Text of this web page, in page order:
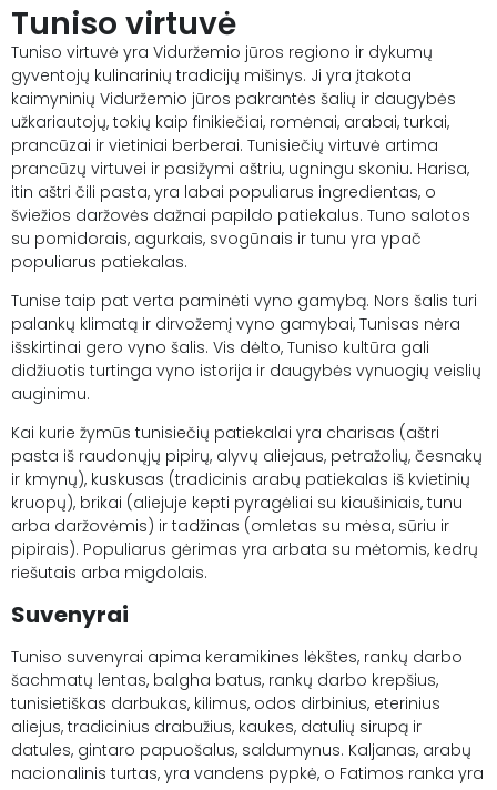
Tuniso virtuvė
Tuniso virtuvė yra Viduržemio jūros regiono ir dykumų
gyventojų kulinarinių tradicijų mišinys. Ji yra įtakota
kaimyninių Viduržemio jūros pakrantės šalių ir daugybės
užkariautojų, tokių kaip finikiečiai, romėnai, arabai, turkai,
prancūzai ir vietiniai berberai. Tunisiečių virtuvė artima
prancūzų virtuvei ir pasižymi aštriu, ugningu skoniu. Harisa,
itin aštri čili pasta, yra labai populiarus ingredientas, o
šviežios daržovės dažnai papildo patiekalus. Tuno salotos
su pomidorais, agurkais, svogūnais ir tunu yra ypač
populiarus patiekalas.
Tunise taip pat verta paminėti vyno gamybą. Nors šalis turi
palankų klimatą ir dirvožemį vyno gamybai, Tunisas nėra
išskirtinai gero vyno šalis. Vis dėlto, Tuniso kultūra gali
didžiuotis turtinga vyno istorija ir daugybės vynuogių veislių
auginimu.
Kai kurie žymūs tunisiečių patiekalai yra charisas (aštri
pasta iš raudonųjų pipirų, alyvų aliejaus, petražolių, česnakų
ir kmynų), kuskusas (tradicinis arabų patiekalas iš kvietinių
kruopų), brikai (aliejuje kepti pyragėliai su kiaušiniais, tunu
arba daržovėmis) ir tadžinas (omletas su mėsa, sūriu ir
pipirais). Populiarus gėrimas yra arbata su mėtomis, kedrų
riešutais arba migdolais.
Suvenyrai
Tuniso suvenyrai apima keramikines lėkštes, rankų darbo
šachmatų lentas, balgha batus, rankų darbo krepšius,
tunisietiškas darbukas, kilimus, odos dirbinius, eterinius
aliejus, tradicinius drabužius, kaukes, datulių sirupą ir
datules, gintaro papuošalus, saldumynus. Kaljanas, arabų
nacionalinis turtas, yra vandens pypkė, o Fatimos ranka yra